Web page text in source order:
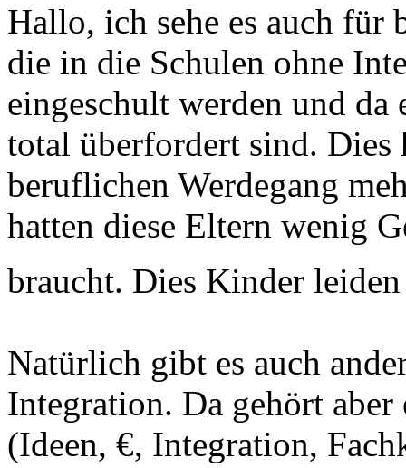
Hallo, ich sehe es auch für
die in die Schulen ohne
eingeschult werden und da
total überfordert sind. Dies
beruflichen Werdegang
hatten diese Eltern wenig
braucht. Dies Kinder
Natürlich gibt es auch
Integration. Da gehört
(Ideen, €, Integration,